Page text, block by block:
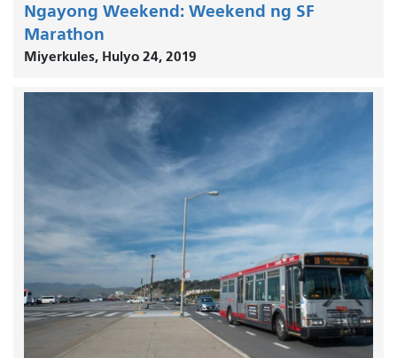
Ngayong Weekend: Weekend ng SF
Marathon
Miyerkules, Hulyo 24, 2019